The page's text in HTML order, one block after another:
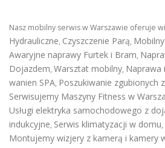
Nasz mobilny serwis w Warszawie oferuje
Hydrauliczne, Czyszczenie Parą,
Awaryjne naprawy Furtek i Bram,
Dojazdem, Warsztat mobilny, Naprawa
wanien SPA, Poszukiwanie zgubionych
Serwisujemy Maszyny Fitness w
Usługi elektryka samochodowego z
indukcyjne, Serwis klimatyzacji w domu,
Montujemy wizjery z kamerą i kamery